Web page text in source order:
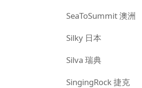
SeaToSummit 澳洲
Silky 日本
Silva 瑞典
SingingRock 捷克